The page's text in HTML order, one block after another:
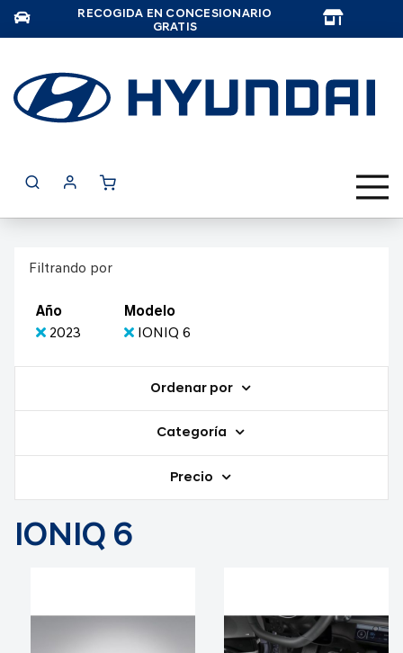
RECOGIDA EN CONCESIONARIO
GRATIS
Filtrando por
Año
2023
Modelo
IONIQ 6
Ordenar por
Categoría
Precio
IONIQ 6